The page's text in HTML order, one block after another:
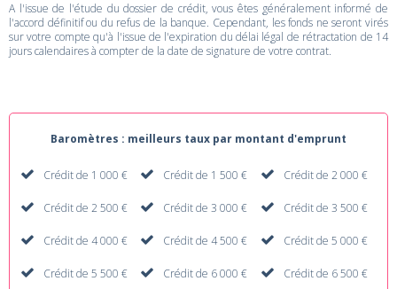
A l'issue de l'étude du dossier de crédit, vous êtes généralement informé de
l'accord définitif ou du refus de la banque. Cependant, les fonds ne seront virés
sur votre compte qu'à l'issue de l'expiration du délai légal de rétractation de 14
jours calendaires à compter de la date de signature de votre contrat.
Baromètres : meilleurs taux par montant d'emprunt
Crédit de 1 000 € Crédit de 1 500 € Crédit de 2 000 €
Crédit de 2 500 € Crédit de 3 000 € Crédit de 3 500 €
Crédit de 4 000 € Crédit de 4 500 € Crédit de 5 000 €
Crédit de 5 500 € Crédit de 6 000 € Crédit de 6 500 €